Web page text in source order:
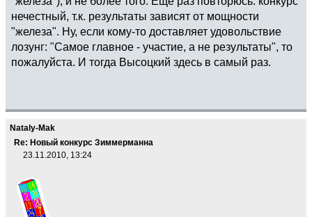
нечестный, т.к. результаты зависят от мощности
"железа". Ну, если кому-то доставляет удовольствие
лозунг: "Самое главное - участие, а не результаты", то
пожалуйста. И тогда Высоцкий здесь в самый раз.
Nataly-Mak
Re: Новый конкурс Зиммерманна
23.11.2010, 13:24